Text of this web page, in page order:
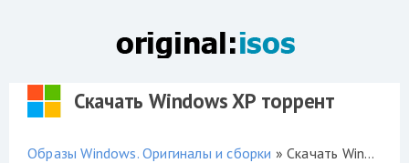
Скачать Windows XP торрент
Образы Windows. Оригиналы и сборки » Скачать Windows XP торрент